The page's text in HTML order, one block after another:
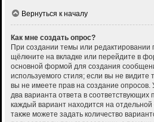
Вернуться к началу
Как мне создать опрос?
При создании темы или
щёлкните на вкладке или перейдите в
основной формой для создания
используемого стиля; если вы не видите
вы не имеете прав на создание опросов.
два варианта ответа в соответствующих
каждый вариант находится на отдельной
также можете задать количество